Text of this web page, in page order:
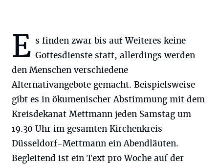
E s finden zwar bis auf Weiteres keine
Gottesdienste statt, allerdings werden
den Menschen verschiedene
Alternativangebote gemacht. Beispielsweise
gibt es in ökumenischer Abstimmung mit dem
Kreisdekanat Mettmann jeden Samstag um
19.30 Uhr im gesamten Kirchenkreis
Düsseldorf-Mettmann ein Abendläuten.
Begleitend ist ein Text pro Woche auf der